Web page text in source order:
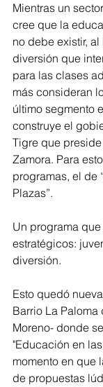
Mientras un
cree que la
no debe existir,
diversión que
para las clases
más consideran
último segmento
construye el
Tigre que
Zamora. Para
programas, el de
Plazas”.
Un programa
estratégicos:
diversión.
Esto quedó
Barrio La Paloma
Moreno- donde
"Educación en
momento en que
de propuestas